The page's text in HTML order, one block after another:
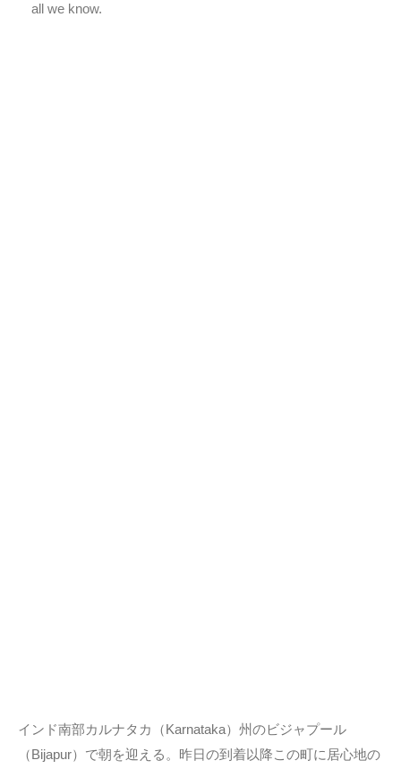
インド南部カルナタカ（Karnataka）州のビジャプール
（Bijapur）で朝を迎える。昨日の到着以降この町に居心地の